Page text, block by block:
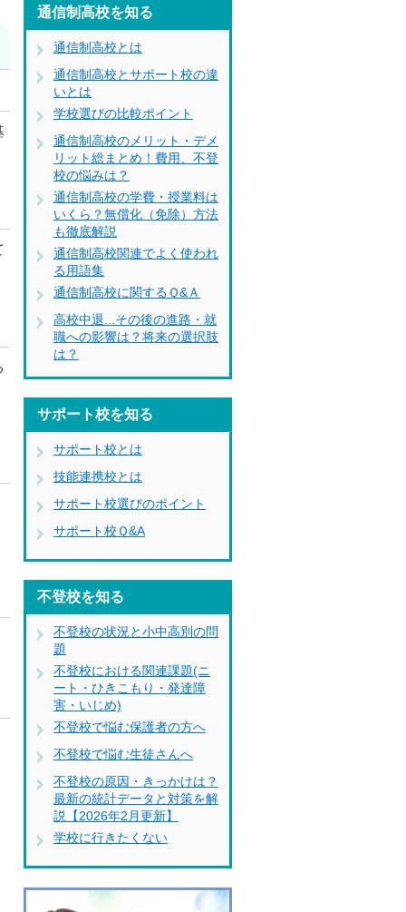
通信制高校を知る
通信制高校とは
通信制高校とサポート校の違
いとは
学校選びの比較ポイント
通信制高校のメリット・デメ
リット総まとめ！費用、不登
校の悩みは？
通信制高校の学費・授業料は
いくら？無償化（免除）方法
も徹底解説
通信制高校関連でよく使われ
る用語集
通信制高校に関するＱ&Ａ
高校中退...その後の進路・就
職への影響は？将来の選択肢
は？
サポート校を知る
サポート校とは
技能連携校とは
サポート校選びのポイント
サポート校Ｑ&A
不登校を知る
不登校の状況と小中高別の問
題
不登校における関連課題(ニ
ート・ひきこもり・発達障
害・いじめ)
不登校で悩む保護者の方へ
不登校で悩む生徒さんへ
不登校の原因・きっかけは？
最新の統計データと対策を解
説【2026年2月更新】
学校に行きたくない